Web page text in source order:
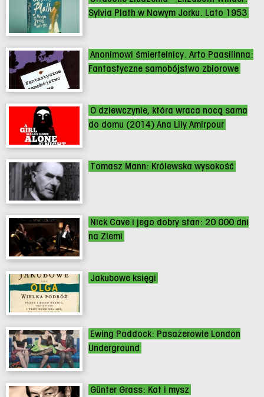
Sylvia Plath w Nowym Jorku. Lato 1953
Anonimowi śmiertelnicy. Arto Paasilinna:
Fantastyczne samobójstwo zbiorowe
O dziewczynie, która wraca nocą sama
do domu (2014) Ana Lily Amirpour
Tomasz Mann: Królewska wysokość
Nick Cave i jego dobry stan: 20 000 dni
na Ziemi
Jakubowe księgi
Ewing Paddock: Pasażerowie London
Underground
Günter Grass: Kot i mysz